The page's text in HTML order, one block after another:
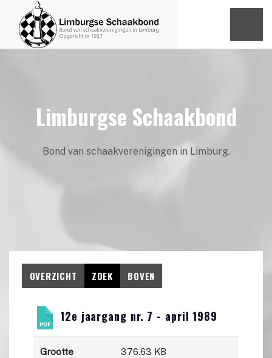
Limburgse Schaakbond
Bond van schaakverenigingen in Limburg.
OVERZICHT ZOEK BOVEN
12e jaargang nr. 7 - april 1989
Grootte 376.63 KB